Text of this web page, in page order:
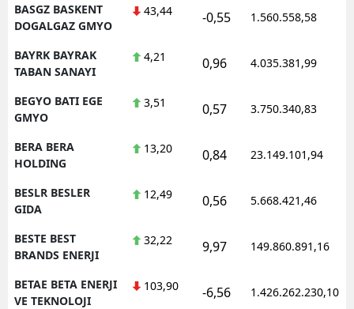
BASGZ BASKENT
DOGALGAZ GMYO
43,44 -0,55 1.560.558,58
BAYRK BAYRAK
TABAN SANAYI
4,21 0,96 4.035.381,99
BEGYO BATI EGE
GMYO
3,51 0,57 3.750.340,83
BERA BERA
HOLDING
13,20 0,84 23.149.101,94
BESLR BESLER
GIDA
12,49 0,56 5.668.421,46
BESTE BEST
BRANDS ENERJI
32,22 9,97 149.860.891,16
BETAE BETA ENERJI
VE TEKNOLOJI
103,90 -6,56 1.426.262.230,10